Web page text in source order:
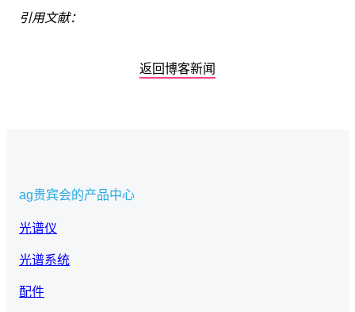
引用文献：
返回博客新闻
ag贵宾会的产品中心
光谱仪
光谱系统
配件